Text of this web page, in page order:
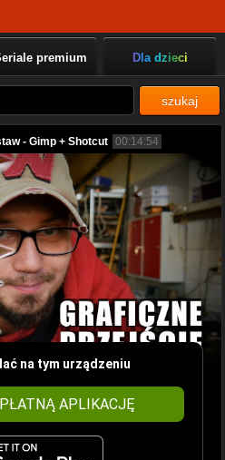
premium Dla dzieci
szukaj
- Gimp + Shotcut 00:14:54
na tym urządzeniu
APLIKACJĘ